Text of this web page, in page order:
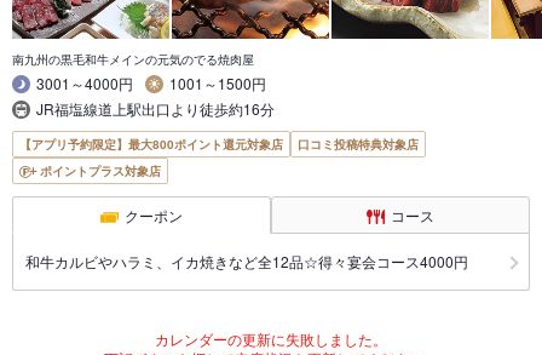
南九州の黒毛和牛メインの元気のでる焼肉屋
3001～4000円
1001～1500円
JR福塩線道上駅出口より徒歩約16分
【アプリ予約限定】最大800ポイント還元対象店
口コミ投稿特典対象店
ポイントプラス対象店
クーポン コース
和牛カルビやハラミ、イカ焼きなど全12品☆得々宴会コース4000円
カレンダーの更新に失敗しました。